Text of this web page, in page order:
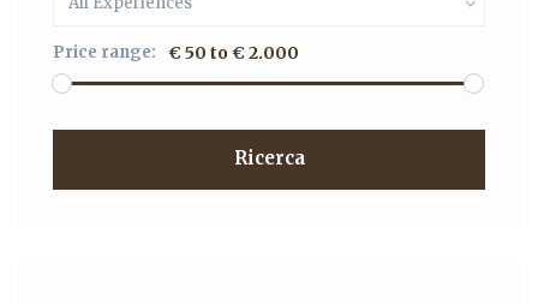
Price range: € 50 to € 2.000
Ricerca